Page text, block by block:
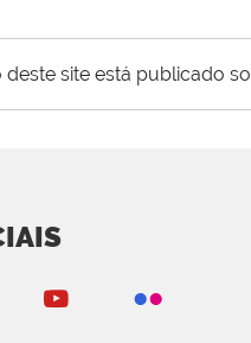
site está publicado